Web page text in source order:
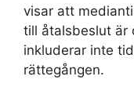
visar att
till åtalsbeslut är
inkluderar inte
rättegången.